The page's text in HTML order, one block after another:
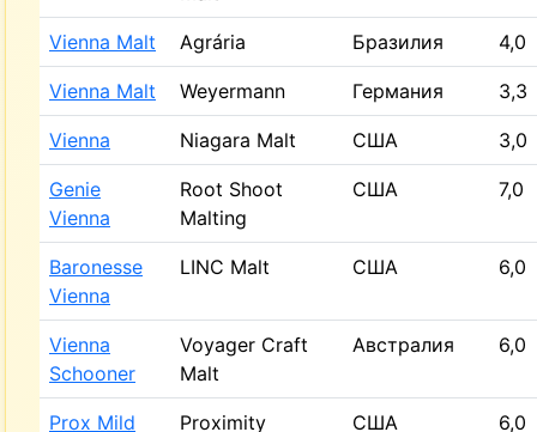
Vienna Malt Agrária Бразилия 4,0
Vienna Malt Weyermann Германия 3,3
Vienna Niagara Malt США 3,0
Genie
Vienna
Root Shoot
Malting
США 7,0
Baronesse
Vienna
LINC Malt США 6,0
Vienna
Schooner
Voyager Craft
Malt
Австралия 6,0
Prox Mild Proximity США 6,0